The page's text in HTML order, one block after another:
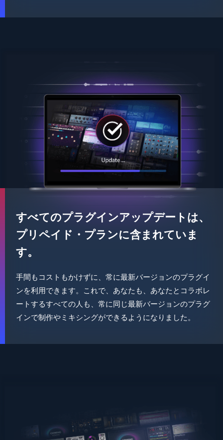
すべてのプラグインアップデートは、
プリペイド・プランに含まれていま
す。
手間もコストもかけずに、常に最新バージョンのプラグイ
ンを利用できます。これで、あなたも、あなたとコラボレ
ートするすべての人も、常に同じ最新バージョンのプラグ
インで制作やミキシングができるようになりました。